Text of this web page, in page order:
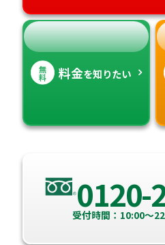
無
料 料金を知りたい
0120-
受付時間：10:00～